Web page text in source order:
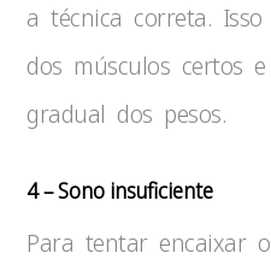
a técnica correta.
dos músculos certos
gradual dos pesos.
4 – Sono insuficiente
Para tentar encaixar